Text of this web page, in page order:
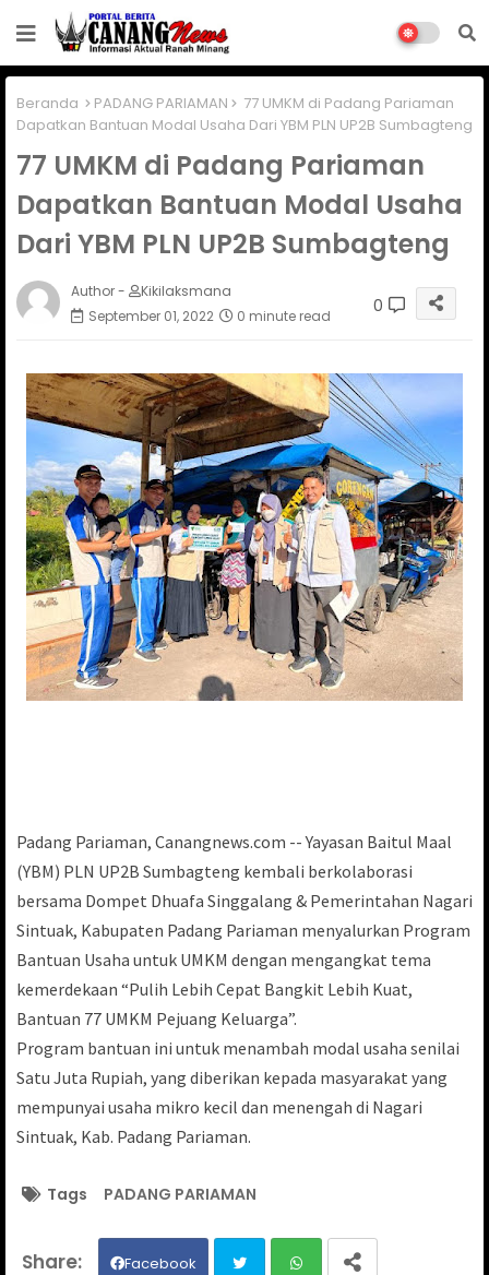
Beranda PADANG PARIAMAN
77 UMKM di Padang Pariaman
Dapatkan Bantuan Modal Usaha Dari YBM PLN UP2B Sumbagteng
77 UMKM di Padang Pariaman
Dapatkan Bantuan Modal Usaha
Dari YBM PLN UP2B Sumbagteng
Author -
Kikilaksmana
September 01, 2022
0 minute read 0
Padang Pariaman, Canangnews.com -- Yayasan Baitul Maal
(YBM) PLN UP2B Sumbagteng kembali berkolaborasi
bersama Dompet Dhuafa Singgalang & Pemerintahan Nagari
Sintuak, Kabupaten Padang Pariaman menyalurkan Program
Bantuan Usaha untuk UMKM dengan mengangkat tema
kemerdekaan “Pulih Lebih Cepat Bangkit Lebih Kuat,
Bantuan 77 UMKM Pejuang Keluarga”.
Program bantuan ini untuk menambah modal usaha senilai
Satu Juta Rupiah, yang diberikan kepada masyarakat yang
mempunyai usaha mikro kecil dan menengah di Nagari
Sintuak, Kab. Padang Pariaman.
Tags PADANG PARIAMAN
Facebook